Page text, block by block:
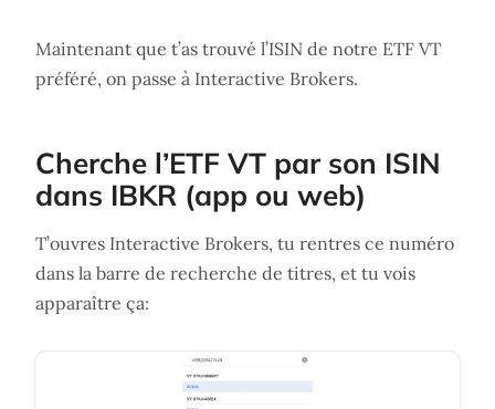
Maintenant que t’as trouvé l’ISIN de notre ETF VT
préféré, on passe à Interactive Brokers.
Cherche l’ETF VT par son ISIN
dans IBKR (app ou web)
T’ouvres Interactive Brokers, tu rentres ce numéro
dans la barre de recherche de titres, et tu vois
apparaître ça: